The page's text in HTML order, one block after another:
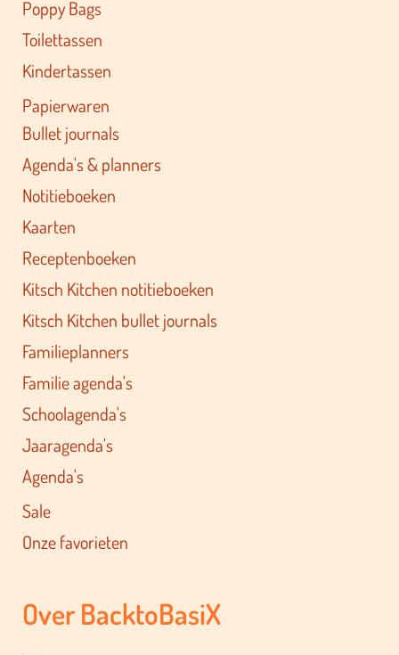
Poppy Bags
Toilettassen
Kindertassen
Papierwaren
Bullet journals
Agenda's & planners
Notitieboeken
Kaarten
Receptenboeken
Kitsch Kitchen notitieboeken
Kitsch Kitchen bullet journals
Familieplanners
Familie agenda's
Schoolagenda's
Jaaragenda's
Agenda's
Sale
Onze favorieten
Over BacktoBasiX